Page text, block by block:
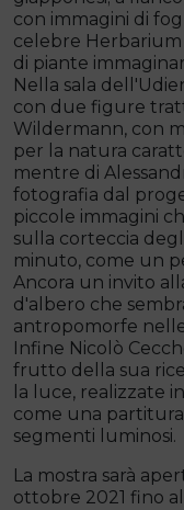
con immagini di
celebre
di piante
Nella sala
con due figure
Wildermann, con
per la natura
mentre di
fotografia dal
piccole immagini
sulla corteccia
minuto, come un
Ancora un invito
d'albero che
antropomorfe
Infine Nicolò
frutto della sua
la luce, realizzate
come una
segmenti luminosi.
La mostra sarà
ottobre 2021 fino